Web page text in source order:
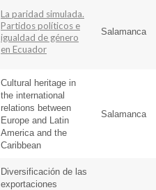
La paridad simulada.
Partidos políticos e
igualdad de género
en Ecuador
Salamanca
Cultural heritage in
the international
relations between
Europe and Latin
America and the
Caribbean
Salamanca
Diversificación de las
exportaciones